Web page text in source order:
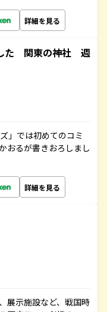
詳細を見る
た 関東の神社 週
」では初めてのコミ
おるが書きおろしまし
詳細を見る
展示施設など、戦国時